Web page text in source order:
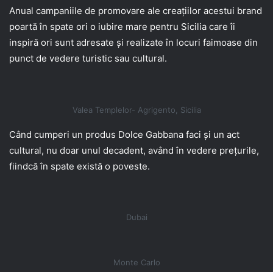
Anual campaniile de promovare ale creațiilor acestui brand
poartă în spate ori o iubire mare pentru Sicilia care îi
inspiră ori sunt adresate și realizate în locuri faimoase din
punct de vedere turistic sau cultural.
Valea Templelor- Agrigento, Sicilia
Când cumperi un produs Dolce Gabbana faci și un act
cultural, nu doar unul decadent, având în vedere prețurile,
fiindcă în spate există o poveste.
Dubai
Monte Carlo